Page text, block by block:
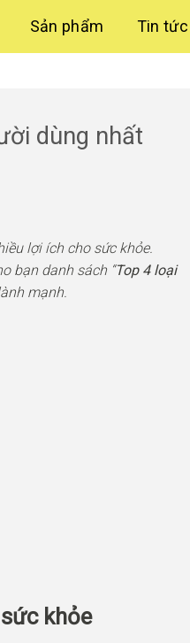
Sản phẩm Tin tức
dùng nhất
lợi ích cho sức khỏe.
bạn danh sách “Top 4 loại
mạnh.
khỏe